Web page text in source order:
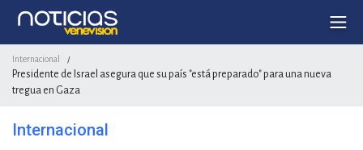
Internacional /
Presidente de Israel asegura que su país "está preparado" para una nueva
tregua en Gaza
Internacional